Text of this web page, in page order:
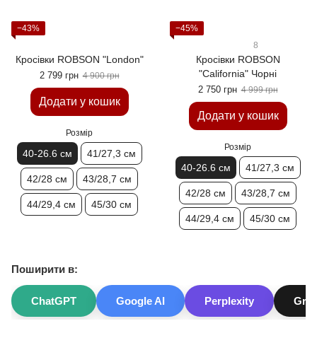
−43%
Кросівки ROBSON "London"
2 799 грн 4 900 грн
Додати у кошик
Розмір
40-26.6 см 41/27,3 см
42/28 см 43/28,7 см
44/29,4 см 45/30 см
−45%
8
Кросівки ROBSON
"California" Чорні
2 750 грн 4 999 грн
Додати у кошик
Розмір
40-26.6 см 41/27,3 см
42/28 см 43/28,7 см
44/29,4 см 45/30 см
Поширити в:
ChatGPT Google AI Perplexity